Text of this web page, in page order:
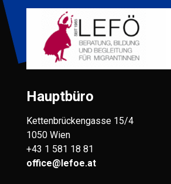
Hauptbüro
Kettenbrückengasse 15/4
1050 Wien
+43 1 581 18 81
office@lefoe.at